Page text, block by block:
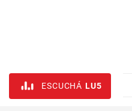
ESCUCHÁ LU5